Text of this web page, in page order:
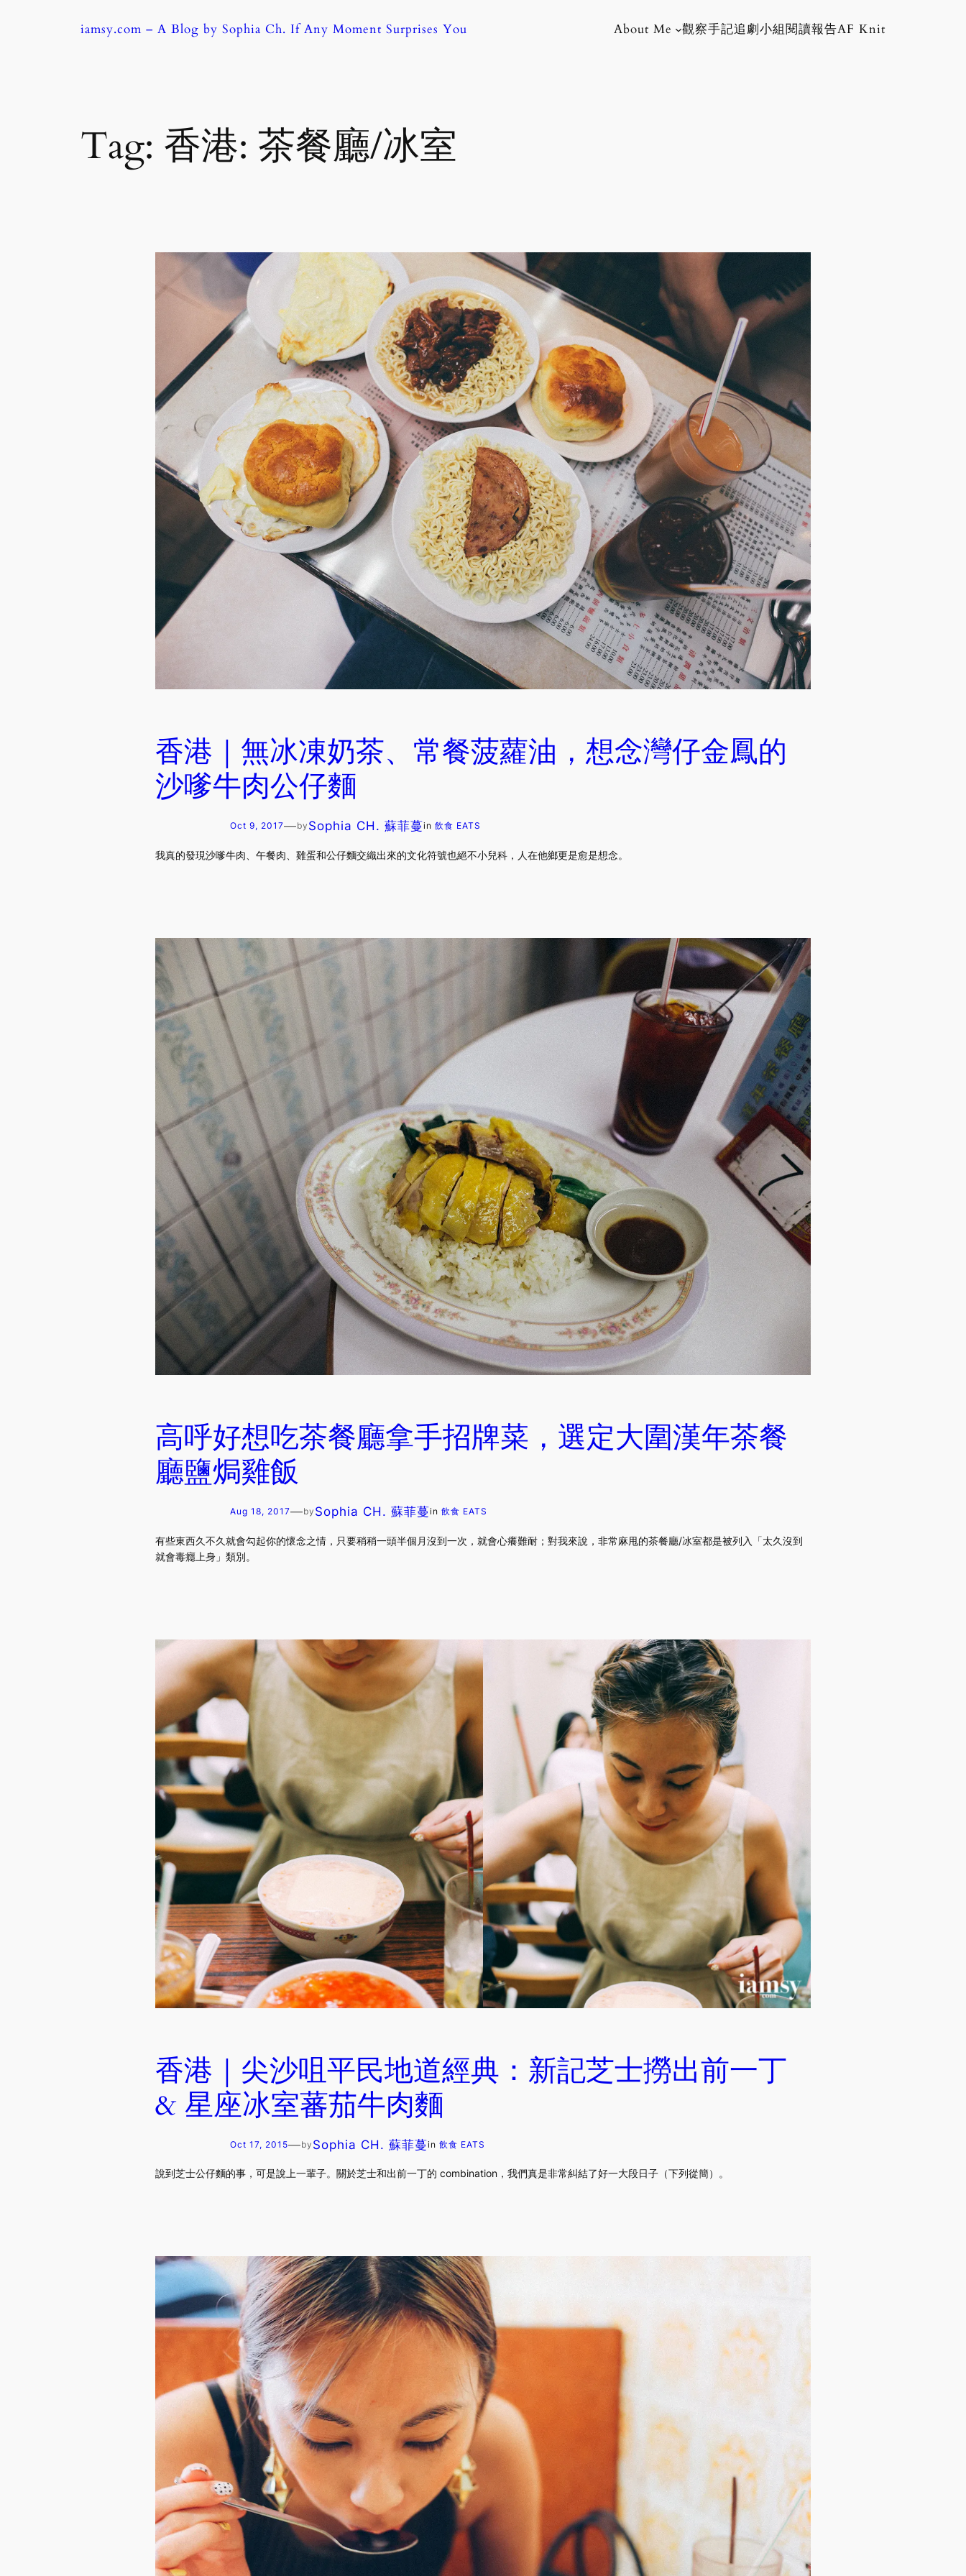
iamsy.com – A Blog by Sophia Ch. If Any Moment Surprises You About Me 觀察手記追劇小組閱讀報告AF Knit
Tag: 香港: 茶餐廳/冰室
香港｜無冰凍奶茶、常餐菠蘿油，想念灣仔金鳳的
沙嗲牛肉公仔麵
Oct 9, 2017—by Sophia CH. 蘇菲蔓in 飲食 EATS
我真的發現沙嗲牛肉、午餐肉、雞蛋和公仔麵交織出來的文化符號也絕不小兒科，人在他鄉更是愈是想念。
高呼好想吃茶餐廳拿手招牌菜，選定大圍漢年茶餐
廳鹽焗雞飯
Aug 18, 2017—by Sophia CH. 蘇菲蔓in 飲食 EATS
有些東西久不久就會勾起你的懷念之情，只要稍稍一頭半個月沒到一次，就會心癢難耐；對我來說，非常麻甩的茶餐廳/冰室都是被列入「太久沒到
就會毒癮上身」類別。
香港｜尖沙咀平民地道經典：新記芝士撈出前一丁
& 星座冰室蕃茄牛肉麵
Oct 17, 2015—by Sophia CH. 蘇菲蔓in 飲食 EATS
說到芝士公仔麵的事，可是說上一輩子。關於芝士和出前一丁的 combination，我們真是非常糾結了好一大段日子（下列從簡）。